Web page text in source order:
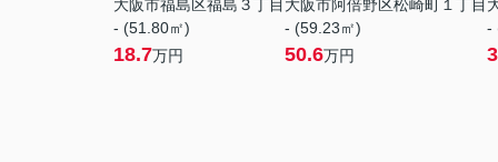
大阪市福島区福島３丁目
- (51.80㎡)
18.7万円
大阪市阿倍野区松崎町１丁目
- (59.23㎡)
50.6万円
-